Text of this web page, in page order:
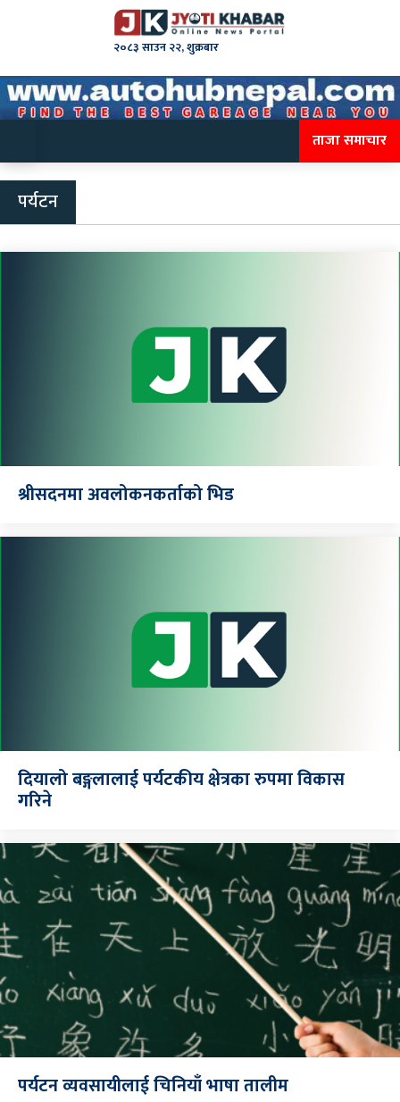
२०८३ साउन २२, शुक्रबार
ताजा समाचार
पर्यटन
श्रीसदनमा अवलोकनकर्ताको भिड
दियालो बङ्गलालाई पर्यटकीय क्षेत्रका रुपमा विकास
गरिने
पर्यटन व्यवसायीलाई चिनियाँ भाषा तालीम